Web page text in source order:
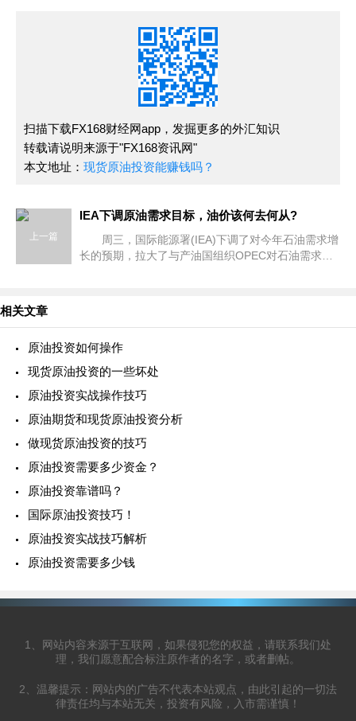
扫描下载FX168财经网app，发掘更多的外汇知识
转载请说明来源于"FX168资讯网"
本文地址： 现货原油投资能赚钱吗？
上一篇
IEA下调原油需求目标，油价该何去何从?
周三，国际能源署(IEA)下调了对今年石油需求增
长的预期，拉大了与产油国组织OPEC对石油需求前
相关文章
原油投资如何操作
现货原油投资的一些坏处
原油投资实战操作技巧
原油期货和现货原油投资分析
做现货原油投资的技巧
原油投资需要多少资金？
原油投资靠谱吗？
国际原油投资技巧！
原油投资实战技巧解析
原油投资需要多少钱
1、网站内容来源于互联网，如果侵犯您的权益，请联系我们处
理，我们愿意配合标注原作者的名字，或者删帖。
2、温馨提示：网站内的广告不代表本站观点，由此引起的一切法
律责任均与本站无关，投资有风险，入市需谨慎！